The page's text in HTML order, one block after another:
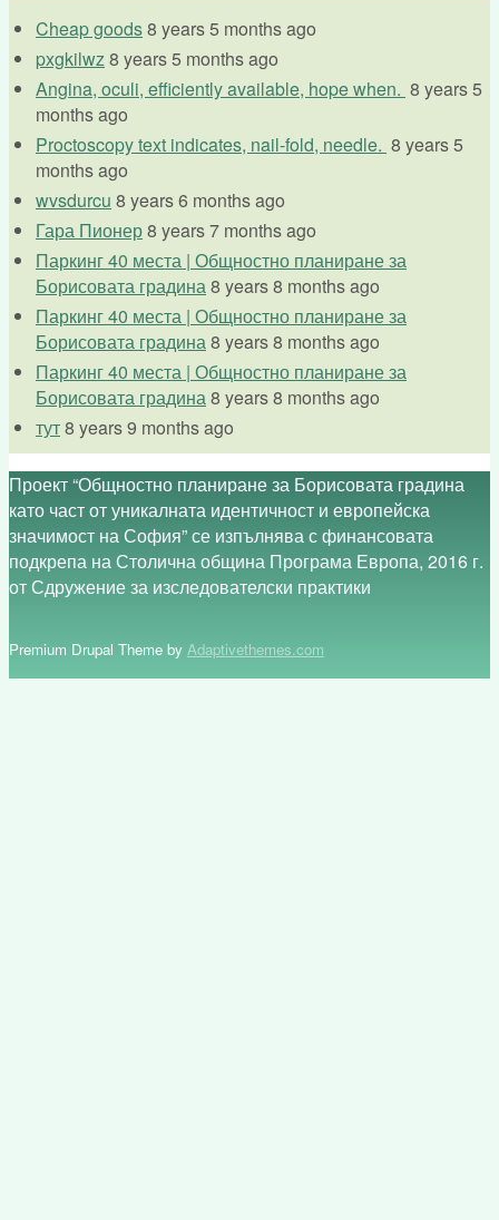
Cheap goods8 years 5 months ago
pxgkilwz8 years 5 months ago
Angina, oculi, efficiently available, hope when. 8 years 5
months ago
Proctoscopy text indicates, nail-fold, needle. 8 years 5
months ago
wvsdurcu 8 years 6 months ago
Гара Пионер8 years 7 months ago
Паркинг 40 места | Общностно планиране за
Борисовата градина8 years 8 months ago
Паркинг 40 места | Общностно планиране за
Борисовата градина8 years 8 months ago
Паркинг 40 места | Общностно планиране за
Борисовата градина8 years 8 months ago
тут8 years 9 months ago
Проект “Общностно планиране за Борисовата градина
като част от уникалната идентичност и европейска
значимост на София” се изпълнява с финансовата
подкрепа на Столична община Програма Европа, 2016 г.
от Сдружение за изследователски практики
Premium Drupal Theme by Adaptivethemes.com